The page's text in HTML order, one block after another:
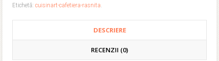
Etichetă: cuisinart-cafetiera-rasnita.
DESCRIERE
RECENZII (0)